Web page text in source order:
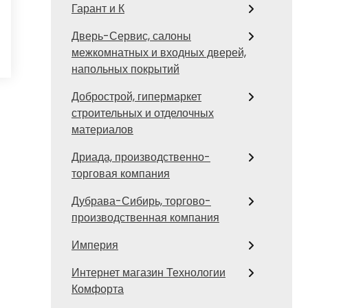
Гарант и К
Дверь-Сервис, салоны
межкомнатных и входных дверей,
напольных покрытий
Добрострой, гипермаркет
строительных и отделочных
материалов
Дриада, производственно-
торговая компания
Дубрава-Сибирь, торгово-
производственная компания
Империя
Интернет магазин Технологии
Комфорта